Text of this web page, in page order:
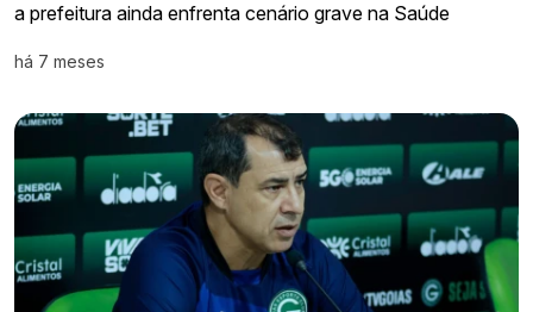
a prefeitura ainda enfrenta cenário grave na Saúde
há 7 meses